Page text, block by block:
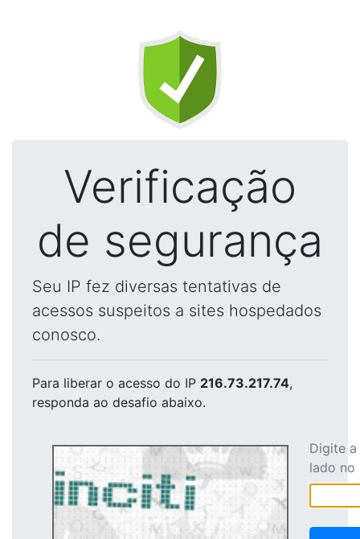
Verificação
de segurança
Seu IP fez diversas tentativas de
acessos suspeitos a sites hospedados
conosco.
Para liberar o acesso do IP 216.73.217.74,
responda ao desafio abaixo.
Digite
lado no